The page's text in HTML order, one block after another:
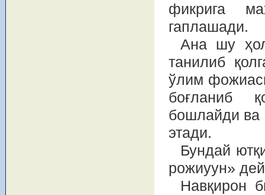
фикрига
гаплашади.
Ана шу
танилиб
ўлим
боғланиб
бошлайди ва
этади.
Бундай
рожиуун»
Навқирон